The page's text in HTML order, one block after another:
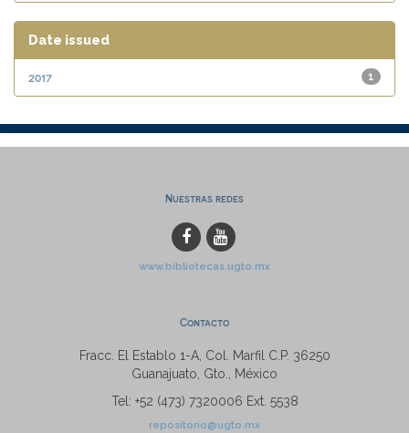
Date issued
1
2017
Nuestras redes
www.bibliotecas.ugto.mx
Contacto
Fracc. El Establo 1-A, Col. Marfil C.P. 36250
Guanajuato, Gto., México
Tel: +52 (473) 7320006 Ext. 5538
repositorio@ugto.mx